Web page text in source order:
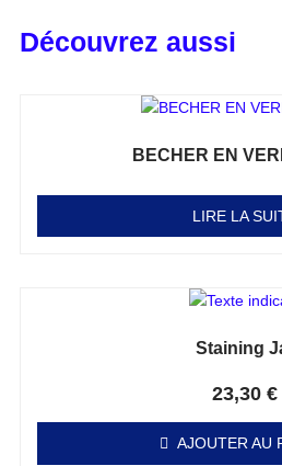
Découvrez aussi
BECHER EN
LIRE LA
Staining
23,30 €
AJOUTER AU